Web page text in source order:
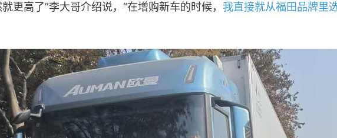
更高了”李大哥介绍说，“在增购新车的时候， 我直接就从福田品牌里